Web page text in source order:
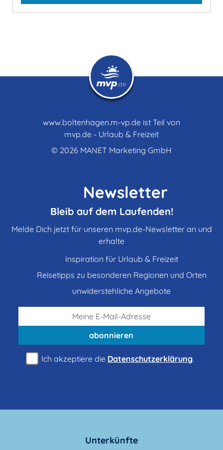
www.boltenhagen.m-vp.de ist Teil von
mvp.de - Urlaub & Freizeit
© 2026 MANET Marketing GmbH
Newsletter
Bleib auf dem Laufenden!
Melde Dich jetzt für unseren mvp.de-Newsletter an und
erhalte
Inspiration für Urlaub & Freizeit
Reisetipps zu besonderen Regionen und Orten
unwiderstehliche Angebote
abonnieren
Ich akzeptiere die Datenschutzerklärung.
Unterkünfte